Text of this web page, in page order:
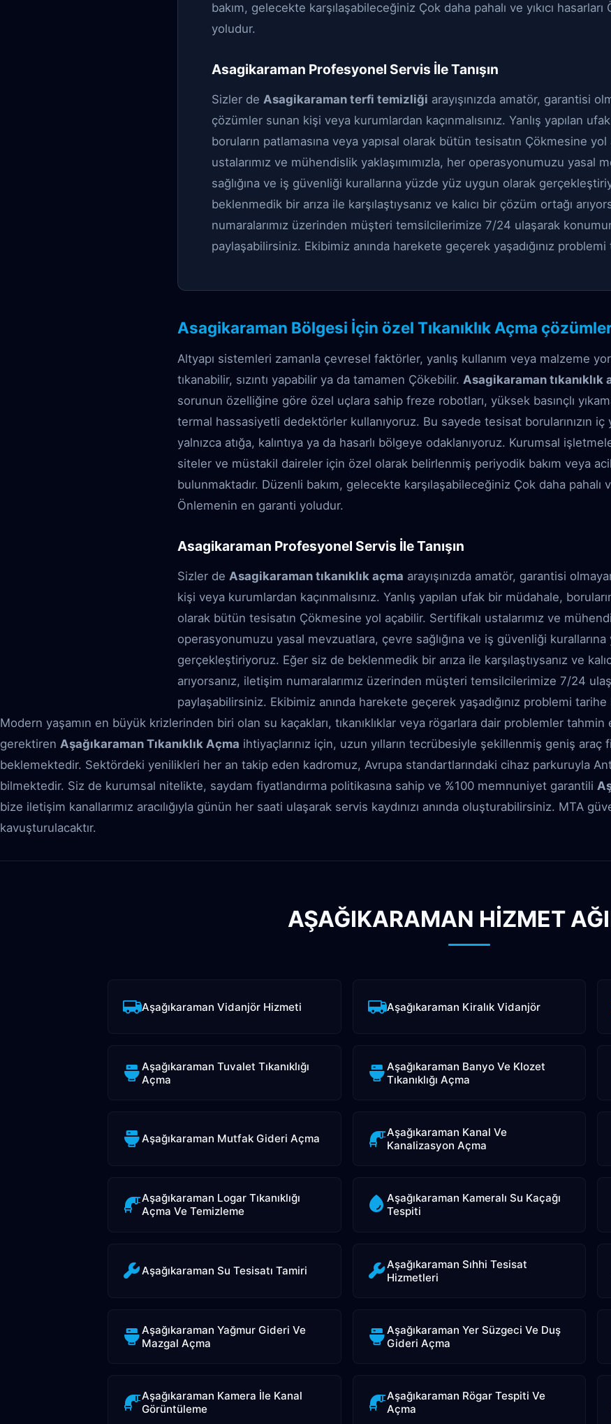
bakım, gelecekte karşılaşabileceğiniz Çok daha pahalı ve yıkıcı
yoludur.
Asagikaraman Profesyonel Servis İle Tanışın
Sizler de Asagikaraman terfi temizliği arayışınızda amatör, garantisi
çözümler sunan kişi veya kurumlardan kaçınmalısınız. Yanlış yapılan
boruların patlamasına veya yapısal olarak bütün tesisatın Çökmesine
ustalarımız ve mühendislik yaklaşımımızla, her operasyonumuzu yasal
sağlığına ve iş güvenliği kurallarına yüzde yüz uygun olarak
beklenmedik bir arıza ile karşılaştıysanız ve kalıcı bir çözüm ortağı
numaralarımız üzerinden müşteri temsilcilerimize 7/24 ulaşarak
paylaşabilirsiniz. Ekibimiz anında harekete geçerek yaşadığınız problemi
Asagikaraman Bölgesi İçin özel Tıkanıklık Açma
Altyapı sistemleri zamanla çevresel faktörler, yanlış kullanım veya malzeme
tıkanabilir, sızıntı yapabilir ya da tamamen Çökebilir. Asagikaraman tıkanıklık
sorunun özelliğine göre özel uçlara sahip freze robotları, yüksek basınçlı
termal hassasiyetli dedektörler kullanıyoruz. Bu sayede tesisat borularınızın iç
yalnızca atığa, kalıntıya ya da hasarlı bölgeye odaklanıyoruz. Kurumsal
siteler ve müstakil daireler için özel olarak belirlenmiş periyodik bakım veya
bulunmaktadır. Düzenli bakım, gelecekte karşılaşabileceğiniz Çok daha pahalı ve
Önlemenin en garanti yoludur.
Asagikaraman Profesyonel Servis İle Tanışın
Sizler de Asagikaraman tıkanıklık açma arayışınızda amatör, garantisi
kişi veya kurumlardan kaçınmalısınız. Yanlış yapılan ufak bir müdahale,
olarak bütün tesisatın Çökmesine yol açabilir. Sertifikalı ustalarımız ve
operasyonumuzu yasal mevzuatlara, çevre sağlığına ve iş güvenliği
gerçekleştiriyoruz. Eğer siz de beklenmedik bir arıza ile karşılaştıysanız ve
arıyorsanız, iletişim numaralarımız üzerinden müşteri temsilcilerimize 7/24
paylaşabilirsiniz. Ekibimiz anında harekete geçerek yaşadığınız problemi tarihe
Modern yaşamın en büyük krizlerinden biri olan su kaçakları, tıkanıklıklar veya rögarlara dair problemler
gerektiren Aşağıkaraman Tıkanıklık Açma ihtiyaçlarınız için, uzun yılların tecrübesiyle şekillenmiş geniş araç
beklemektedir. Sektördeki yenilikleri her an takip eden kadromuz, Avrupa standartlarındaki cihaz parkuruyla
bilmektedir. Siz de kurumsal nitelikte, saydam fiyatlandırma politikasına sahip ve %100 memnuniyet garantili
bize iletişim kanallarımız aracılığıyla günün her saati ulaşarak servis kaydınızı anında oluşturabilirsiniz. MTA
kavuşturulacaktır.
AŞAĞIKARAMAN HİZMET
Aşağıkaraman Vidanjör Hizmeti Aşağıkaraman Kiralık Vidanjör
Aşağıkaraman Tuvalet Tıkanıklığı
Açma
Aşağıkaraman Banyo Ve Klozet
Tıkanıklığı Açma
Aşağıkaraman Mutfak Gideri Açma
Aşağıkaraman Kanal Ve
Kanalizasyon Açma
Aşağıkaraman Logar Tıkanıklığı
Açma Ve Temizleme
Aşağıkaraman Kameralı Su Kaçağı
Tespiti
Aşağıkaraman Su Tesisatı Tamiri
Aşağıkaraman Sıhhi Tesisat
Hizmetleri
Aşağıkaraman Yağmur Gideri Ve
Mazgal Açma
Aşağıkaraman Yer Süzgeci Ve Duş
Gideri Açma
Aşağıkaraman Kamera İle Kanal
Görüntüleme
Aşağıkaraman Rögar Tespiti Ve
Açma